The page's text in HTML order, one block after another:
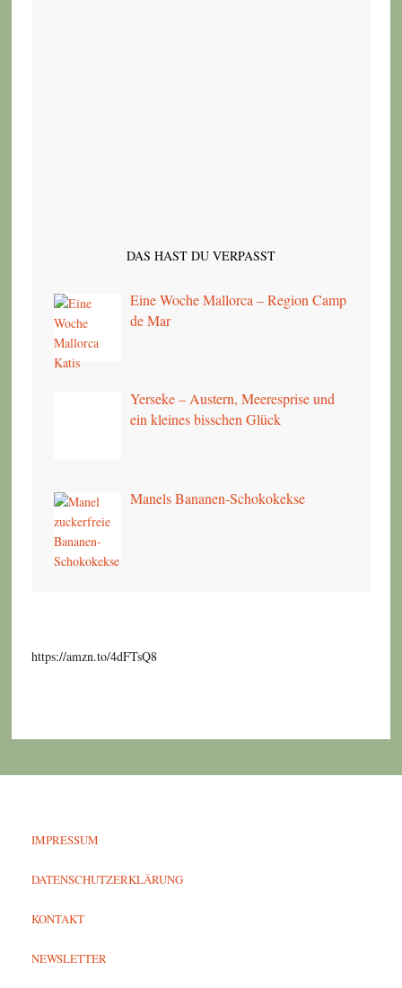
DAS HAST DU VERPASST
Eine Woche Mallorca – Region Camp
de Mar
Yerseke – Austern, Meeresprise und
ein kleines bisschen Glück
Manels Bananen-Schokokekse
https://amzn.to/4dFTsQ8
IMPRESSUM
DATENSCHUTZERKLÄRUNG
KONTAKT
NEWSLETTER